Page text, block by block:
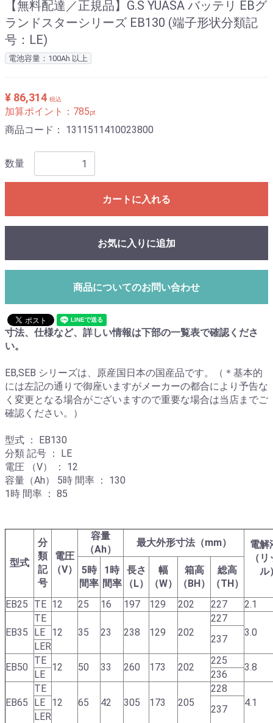
【無料配達／正規品】G.S YUASA バッテリ EBグ
ランドスターシリーズ EB130 (端子形状分類記
号：LE)
電池容量：100Ah 以上
¥ 86,314 税込
加算ポイント： 785pt
商品コード： 1311511410023800
数量
カートに入れる
お気に入りに追加
商品についてのお問い合わせ
寸法、仕様など、詳しい情報は下部の一覧表で確認くださ
い。
EB,SEB シリーズは、原産国日本の国産品です。（＊基本的
には左記の通りで御座いますがメーカーの都合により予告な
く変更となる場合がございますので重要な場合は当店までご
確認ください。）
型式 ： EB130
分類 記号 ： LE
電圧 （V） ： 12
容量（Ah） 5時 間率 ： 130
1時 間率 ： 85
型式
分
類
記
号
電圧
（V）
容量
（Ah）
最大外形寸法（mm）
電解
（
ル
5時
間率
1時
間率
長さ
（L）
幅
（W）
箱高
（BH）
総高
（TH）
EB25
TE 12 25 16 197 129 202 227 2.1
EB35
TE
12
35 23 238 129 202
227
3.0
LE
237
LER
EB50
TE
12 50 33 260 173 202
225
3.8
LE 236
EB65
TE
12
65 42 305 173 205
228
4.1
LE
237
LER